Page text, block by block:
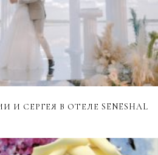
И СЕРГЕЯ В ОТЕЛЕ SENESHAL